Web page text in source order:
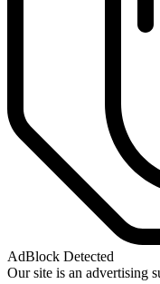
AdBlock Detected
Our site is an advertising